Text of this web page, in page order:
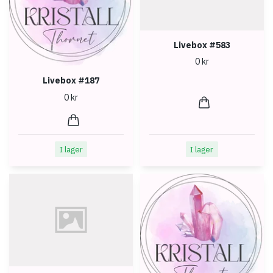
Livebox #187
0 kr
I lager
Livebox #583
0 kr
I lager